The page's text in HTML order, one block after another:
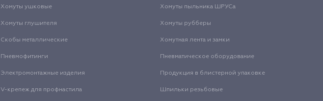
Хомуты ушковые Хомуты пыльника ШРУСа
Хомуты глушителя Хомуты рубберы
Скобы металлические Хомутная лента и замки
Пневмофитинги Пневматическое оборудование
Электромонтажные изделия Продукция в блистерной упаковке
V-крепеж для профнастила Шпильки резьбовые